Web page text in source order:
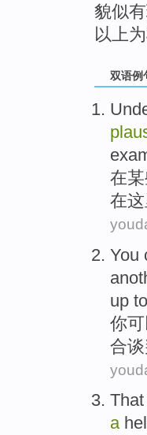
貌似
以上
双语例
在
在这
You
up to
你
合谈
That
a